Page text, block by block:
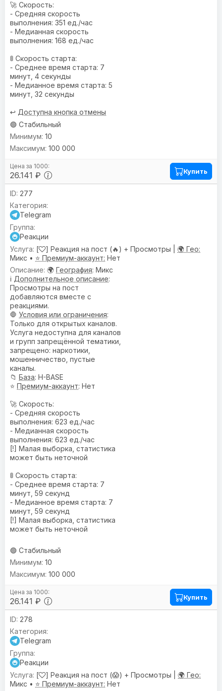
🚀 Скорость:
- Средняя скорость
выполнения: 351 ед./час
- Медианная скорость
выполнения: 168 ед./час
🚦 Скорость старта:
- Среднее время старта: 7
минут, 4 секунды
- Медианное время старта: 5
минут, 32 секунды
↩️ Доступна кнопка отмены
🟢 Стабильный
26.141 ₽
10
100 000
Купить
277
Telegram
Реакции
[
] Реакция на пост (🔥) + Просмотры | 🌍 Гео:
Микс • ⭐ Премиум-аккаунт: Нет
🌍 География: Микс
ℹ️ Дополнительное описание:
Просмотры на пост
добавляются вместе с
реакциями.
🛑 Условия или ограничения:
Только для открытых каналов.
Услуга недоступна для каналов
и групп запрещённой тематики,
запрещено: наркотики,
мошенничество, пустые
каналы.
📁 База: H-BASE
⭐ Премиум-аккаунт: Нет
🚀 Скорость:
- Средняя скорость
выполнения: 623 ед./час
- Медианная скорость
выполнения: 623 ед./час
[!] Малая выборка, статистика
может быть неточной
🚦 Скорость старта:
- Среднее время старта: 7
минут, 59 секунд
- Медианное время старта: 7
минут, 59 секунд
[!] Малая выборка, статистика
может быть неточной
🟢 Стабильный
26.141 ₽
10
100 000
Купить
278
Telegram
Реакции
[
] Реакция на пост (😱) + Просмотры | 🌍 Гео:
Микс • ⭐ Премиум-аккаунт: Нет